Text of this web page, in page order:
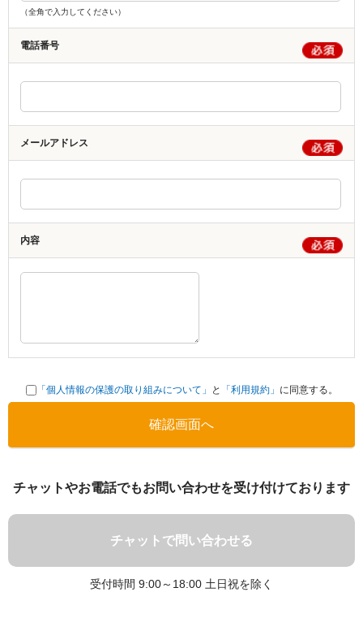
（全角で入力してください）
電話番号
メールアドレス
内容
「個人情報の保護の取り組みについて」 と 「利用規約」 に同意する。
チャットやお電話でもお問い合わせを受け付けております
チャットで問い合わせる
受付時間 9:00～18:00 土日祝を除く